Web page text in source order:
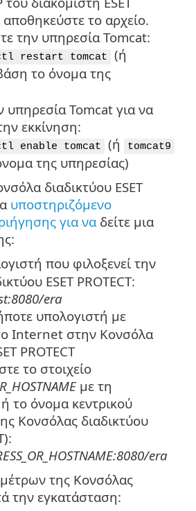
αποθηκεύστε το αρχείο.
την υπηρεσία Tomcat:
restart tomcat (ή
το όνομα της
υπηρεσία Tomcat για να
εκκίνηση:
enable tomcat (ή tomcat9
της υπηρεσίας)
διαδικτύου ESET
υποστηριζόμενο
για να δείτε μια
που φιλοξενεί την
ESET PROTECT:
era
υπολογιστή με
Internet στην Κονσόλα
PROTECT
το στοιχείο
με τη
το όνομα κεντρικού
Κονσόλας διαδικτύου
era
της Κονσόλας
την εγκατάσταση: